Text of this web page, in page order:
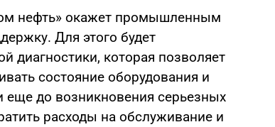
нефть» окажет промышленным
Для этого будет
диагностики, которая позволяет
состояние оборудования и
до возникновения серьезных
расходы на обслуживание и